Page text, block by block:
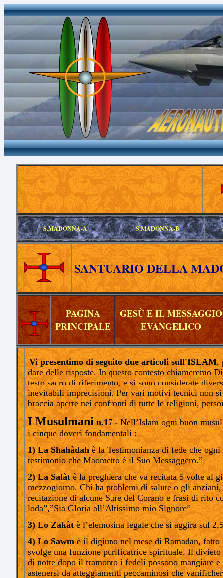
S.MADONNA-A S.MADONNA-B
SANTUARIO DELLA
PAGINA
PRINCIPALE
GESÙ E IL MESSAGGIO
EVANGELICO
Vi presentimo di seguito due articoli sull'ISLAM,
dare delle risposte. In questo contesto chiameremo
testo sacro di riferimento, e si sono considerate
inevitabili imprecisioni. Per vari motivi tecnici non si
braccia aperte nei confronti di tutte le religioni,
I Musulmani n.17 -Nell’Islam ogni buon
i cinque doveri fondamentali :
1) La Shahàdahè la Testimonianza di fede che
testimonio che Maometto è il Suo Messaggero.”
2) La Salàtè la preghiera che va recitata 5 volte al
mezzogiorno. Chi ha problemi di salute o gli
recitazione di alcune Sure del Corano e frasi di rito
loda”,”Sia Gloria all’Altissimo mio Signore”
3) Lo Zakàtè l’elemosina legale che si aggira sul
4) Lo Sawmè il digiuno nel mese di Ramadan,
svolge una funzione purificatrice spirituale. Il divieto
di notte dopo il tramonto i fedeli possono mangiare
astenersi da atteggiamenti peccaminosi che